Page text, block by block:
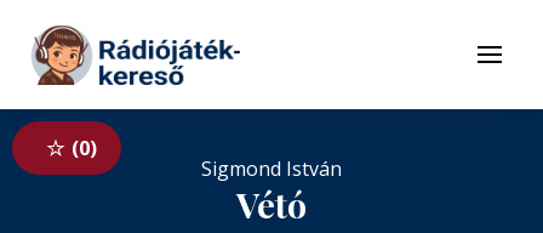
Tovább a tartalomhoz
Menü
0
Sigmond István
Vétó